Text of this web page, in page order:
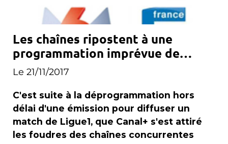
Les chaînes ripostent à une
programmation imprévue de
Canal+
Le 21/11/2017
C'est suite à la déprogrammation hors
délai d'une émission pour diffuser un
match de Ligue1, que Canal+ s'est attiré
les foudres des chaînes concurrentes